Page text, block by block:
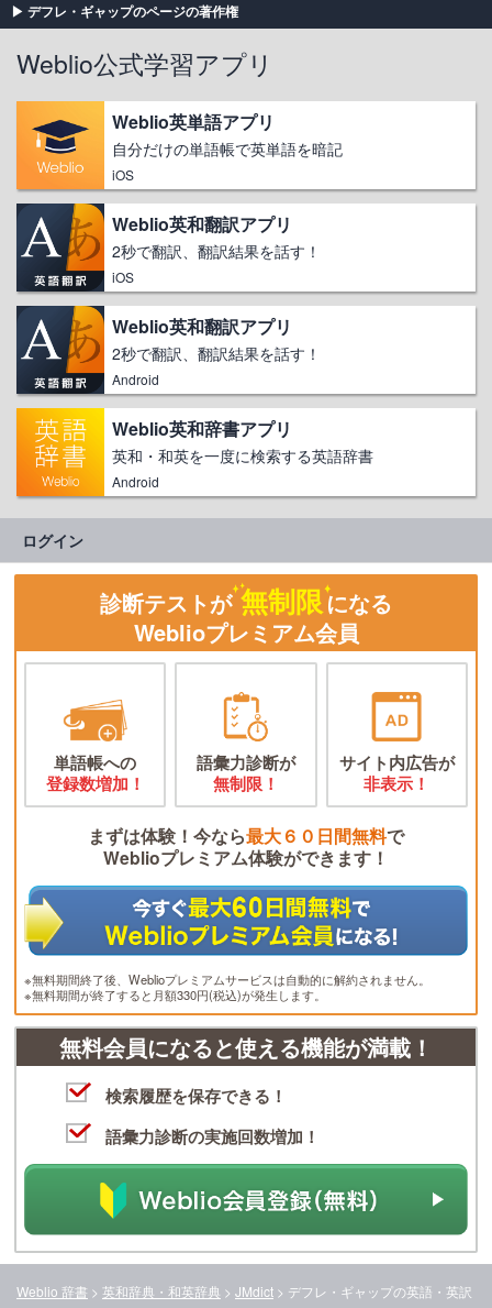
デフレ・ギャップのページの著作権
Weblio公式学習アプリ
Weblio英単語アプリ
自分だけの単語帳で英単語を暗記
iOS
Weblio英和翻訳アプリ
2秒で翻訳、翻訳結果を話す！
iOS
Weblio英和翻訳アプリ
2秒で翻訳、翻訳結果を話す！
Android
Weblio英和辞書アプリ
英和・和英を一度に検索する英語辞書
Android
ログイン
診断テストが 無制限になる
Weblioプレミアム会員
単語帳への
登録数増加！
語彙力診断が
無制限！
サイト内広告が
非表示！
まずは体験！今なら最大６０日間無料で
Weblioプレミアム体験ができます！
※無料期間終了後、Weblioプレミアムサービスは自動的に解約されません。
※無料期間が終了すると月額330円(税込)が発生します。
無料会員になると使える機能が満載！
検索履歴を保存できる！
語彙力診断の実施回数増加！
Weblio 辞書 > 英和辞典・和英辞典 > JMdict > デフレ・ギャップの英語・英訳